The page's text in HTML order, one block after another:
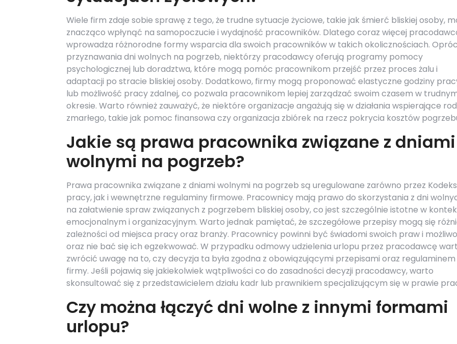
Wiele firm zdaje sobie sprawę z tego, że trudne sytuacje życiowe, takie jak śmierć bliskiej osoby,
znacząco wpłynąć na samopoczucie i wydajność pracowników. Dlatego coraz więcej
wprowadza różnorodne formy wsparcia dla swoich pracowników w takich okolicznościach.
przyznawania dni wolnych na pogrzeb, niektórzy pracodawcy oferują programy pomocy
psychologicznej lub doradztwa, które mogą pomóc pracownikom przejść przez proces żalu i
adaptacji po stracie bliskiej osoby. Dodatkowo, firmy mogą proponować elastyczne godziny
lub możliwość pracy zdalnej, co pozwala pracownikom lepiej zarządzać swoim czasem w
okresie. Warto również zauważyć, że niektóre organizacje angażują się w działania wspierające
zmarłego, takie jak pomoc finansowa czy organizacja zbiórek na rzecz pokrycia kosztów
Jakie są prawa pracownika związane z dniami
wolnymi na pogrzeb?
Prawa pracownika związane z dniami wolnymi na pogrzeb są uregulowane zarówno przez Kodeks
pracy, jak i wewnętrzne regulaminy firmowe. Pracownicy mają prawo do skorzystania z dni
na załatwienie spraw związanych z pogrzebem bliskiej osoby, co jest szczególnie istotne w
emocjonalnym i organizacyjnym. Warto jednak pamiętać, że szczegółowe przepisy mogą się
zależności od miejsca pracy oraz branży. Pracownicy powinni być świadomi swoich praw i
oraz nie bać się ich egzekwować. W przypadku odmowy udzielenia urlopu przez pracodawcę
zwrócić uwagę na to, czy decyzja ta była zgodna z obowiązującymi przepisami oraz regulaminem
firmy. Jeśli pojawią się jakiekolwiek wątpliwości co do zasadności decyzji pracodawcy, warto
skonsultować się z przedstawicielem działu kadr lub prawnikiem specjalizującym się w prawie
Czy można łączyć dni wolne z innymi formami
urlopu?